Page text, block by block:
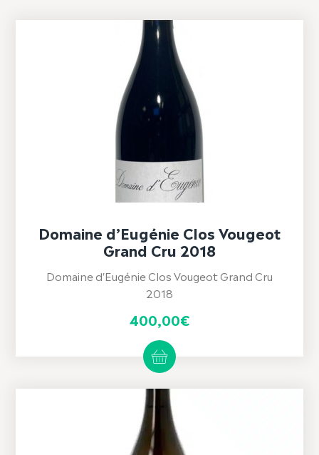
Domaine d’Eugénie Clos Vougeot
Grand Cru 2018
Domaine d'Eugénie Clos Vougeot Grand Cru
2018
400,00€